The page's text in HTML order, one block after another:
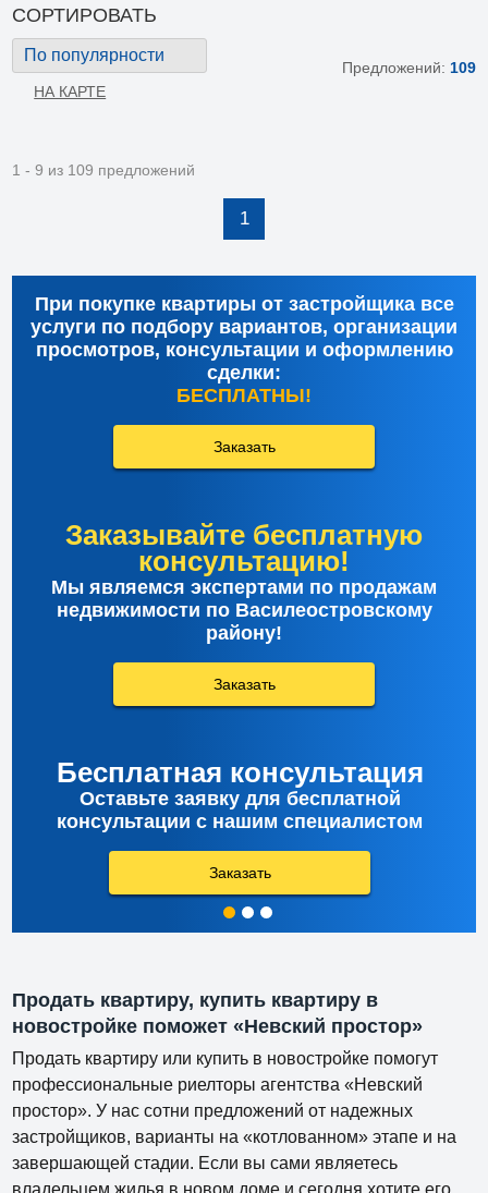
СОРТИРОВАТЬ
По популярности
НА КАРТЕ
Предложений: 109
1 - 9 из 109 предложений
1
При покупке квартиры от застройщика все
услуги по подбору вариантов, организации
просмотров, консультации и оформлению
сделки:
БЕСПЛАТНЫ!
Заказать
Заказывайте бесплатную
консультацию!
Мы являемся экспертами по продажам
недвижимости по Василеостровскому
району!
Заказать
Бесплатная консультация
Оставьте заявку для бесплатной
консультации с нашим специалистом
Заказать
Продать квартиру, купить квартиру в
новостройке поможет «Невский простор»
Продать квартиру или купить в новостройке помогут
профессиональные риелторы агентства «Невский
простор». У нас сотни предложений от надежных
застройщиков, варианты на «котлованном» этапе и на
завершающей стадии. Если вы сами являетесь